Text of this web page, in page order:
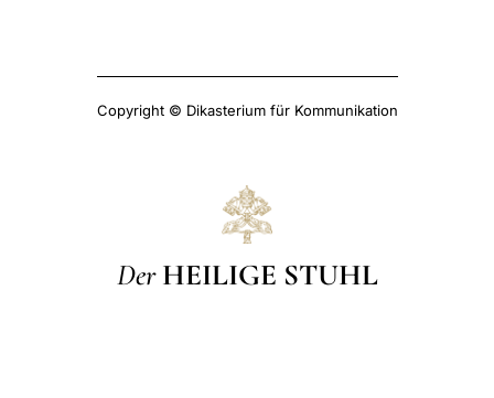
Copyright © Dikasterium für Kommunikation
Der HEILIGE STUHL